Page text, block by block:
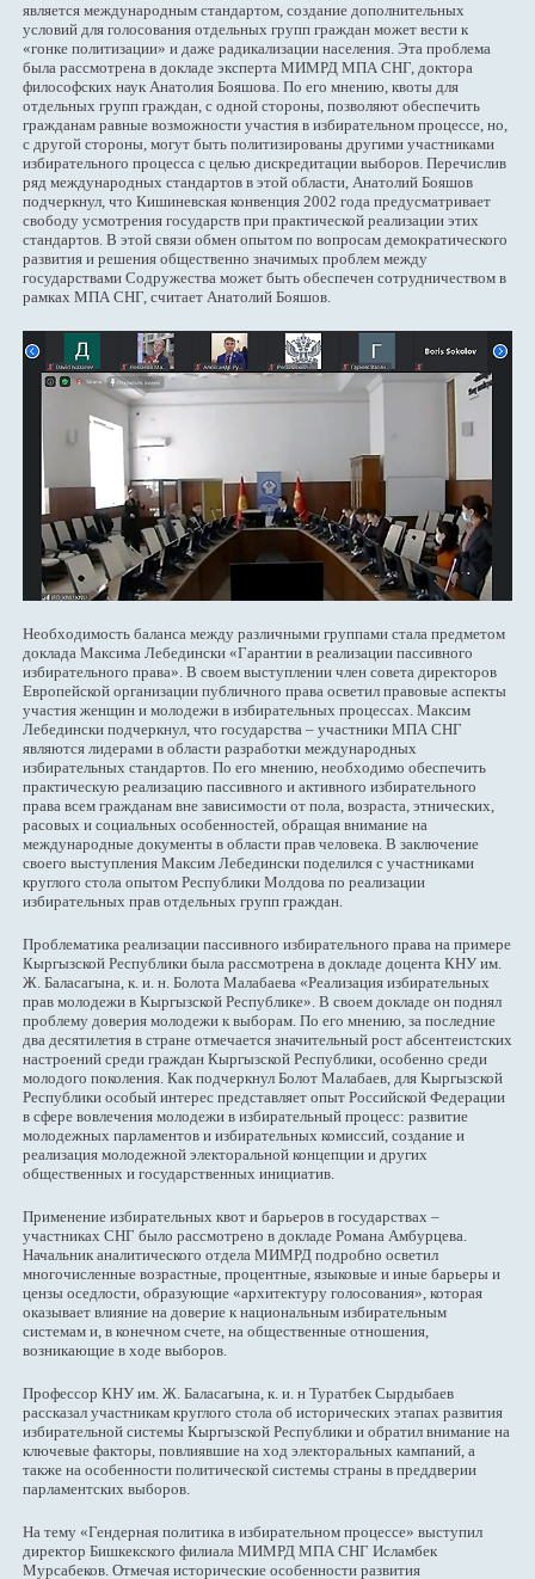
является международным стандартом, создание дополнительных
условий для голосования отдельных групп граждан может вести к
«гонке политизации» и даже радикализации населения. Эта проблема
была рассмотрена в докладе эксперта МИМРД МПА СНГ, доктора
философских наук Анатолия Бояшова. По его мнению, квоты для
отдельных групп граждан, с одной стороны, позволяют обеспечить
гражданам равные возможности участия в избирательном процессе, но,
с другой стороны, могут быть политизированы другими участниками
избирательного процесса с целью дискредитации выборов. Перечислив
ряд международных стандартов в этой области, Анатолий Бояшов
подчеркнул, что Кишиневская конвенция 2002 года предусматривает
свободу усмотрения государств при практической реализации этих
стандартов. В этой связи обмен опытом по вопросам демократического
развития и решения общественно значимых проблем между
государствами Содружества может быть обеспечен сотрудничеством в
рамках МПА СНГ, считает Анатолий Бояшов.
Необходимость баланса между различными группами стала предметом
доклада Максима Лебедински «Гарантии в реализации пассивного
избирательного права». В своем выступлении член совета директоров
Европейской организации публичного права осветил правовые аспекты
участия женщин и молодежи в избирательных процессах. Максим
Лебедински подчеркнул, что государства – участники МПА СНГ
являются лидерами в области разработки международных
избирательных стандартов. По его мнению, необходимо обеспечить
практическую реализацию пассивного и активного избирательного
права всем гражданам вне зависимости от пола, возраста, этнических,
расовых и социальных особенностей, обращая внимание на
международные документы в области прав человека. В заключение
своего выступления Максим Лебедински поделился с участниками
круглого стола опытом Республики Молдова по реализации
избирательных прав отдельных групп граждан.
Проблематика реализации пассивного избирательного права на примере
Кыргызской Республики была рассмотрена в докладе доцента КНУ им.
Ж. Баласагына, к. и. н. Болота Малабаева «Реализация избирательных
прав молодежи в Кыргызской Республике». В своем докладе он поднял
проблему доверия молодежи к выборам. По его мнению, за последние
два десятилетия в стране отмечается значительный рост абсентеистских
настроений среди граждан Кыргызской Республики, особенно среди
молодого поколения. Как подчеркнул Болот Малабаев, для Кыргызской
Республики особый интерес представляет опыт Российской Федерации
в сфере вовлечения молодежи в избирательный процесс: развитие
молодежных парламентов и избирательных комиссий, создание и
реализация молодежной электоральной концепции и других
общественных и государственных инициатив.
Применение избирательных квот и барьеров в государствах –
участниках СНГ было рассмотрено в докладе Романа Амбурцева.
Начальник аналитического отдела МИМРД подробно осветил
многочисленные возрастные, процентные, языковые и иные барьеры и
цензы оседлости, образующие «архитектуру голосования», которая
оказывает влияние на доверие к национальным избирательным
системам и, в конечном счете, на общественные отношения,
возникающие в ходе выборов.
Профессор КНУ им. Ж. Баласагына, к. и. н Туратбек Сырдыбаев
рассказал участникам круглого стола об исторических этапах развития
избирательной системы Кыргызской Республики и обратил внимание на
ключевые факторы, повлиявшие на ход электоральных кампаний, а
также на особенности политической системы страны в преддверии
парламентских выборов.
На тему «Гендерная политика в избирательном процессе» выступил
директор Бишкекского филиала МИМРД МПА СНГ Исламбек
Мурсабеков. Отмечая исторические особенности развития